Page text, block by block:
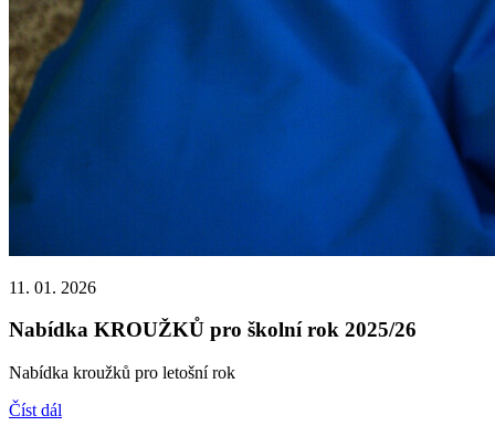
11. 01. 2026
Nabídka KROUŽKŮ pro školní rok 2025/26
Nabídka kroužků pro letošní rok
Číst dál